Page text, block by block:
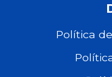
Política